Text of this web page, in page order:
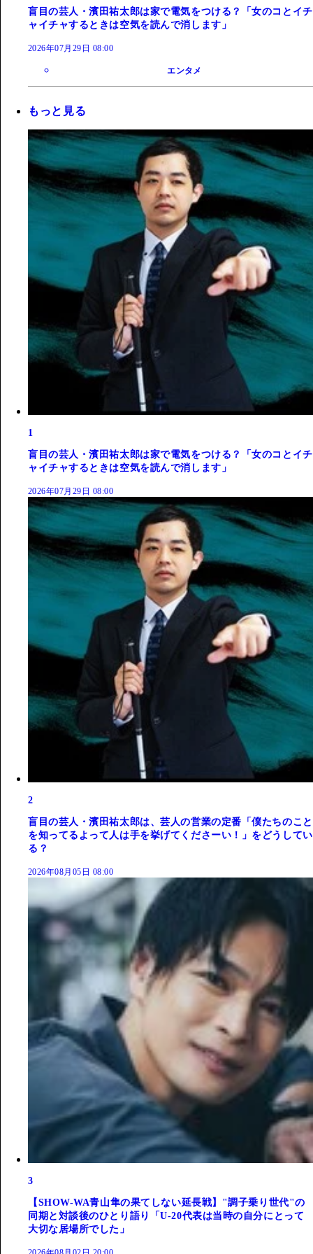
盲目の芸人・濱田祐太郎は家で電気をつける？「女のコとイチ
ャイチャするときは空気を読んで消します」
2026年07月29日 08:00
エンタメ
もっと見る
1
盲目の芸人・濱田祐太郎は家で電気をつける？「女のコとイチ
ャイチャするときは空気を読んで消します」
2026年07月29日 08:00
2
盲目の芸人・濱田祐太郎は、芸人の営業の定番「僕たちのこと
を知ってるよって人は手を挙げてくださーい！」をどうしてい
る？
2026年08月05日 08:00
3
【SHOW-WA青山隼の果てしない延長戦】"調子乗り世代"の
同期と対談後のひとり語り「U-20代表は当時の自分にとって
大切な居場所でした」